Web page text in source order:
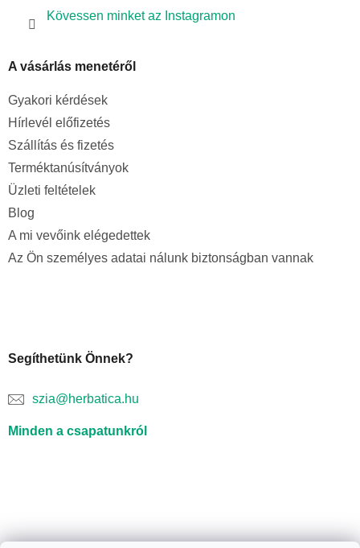
Kövessen minket az Instagramon
A vásárlás menetéről
Gyakori kérdések
Hírlevél előfizetés
Szállítás és fizetés
Terméktanúsítványok
Üzleti feltételek
Blog
A mi vevőink elégedettek
Az Ön személyes adatai nálunk biztonságban vannak
Segíthetünk Önnek?
szia@herbatica.hu
Minden a csapatunkról